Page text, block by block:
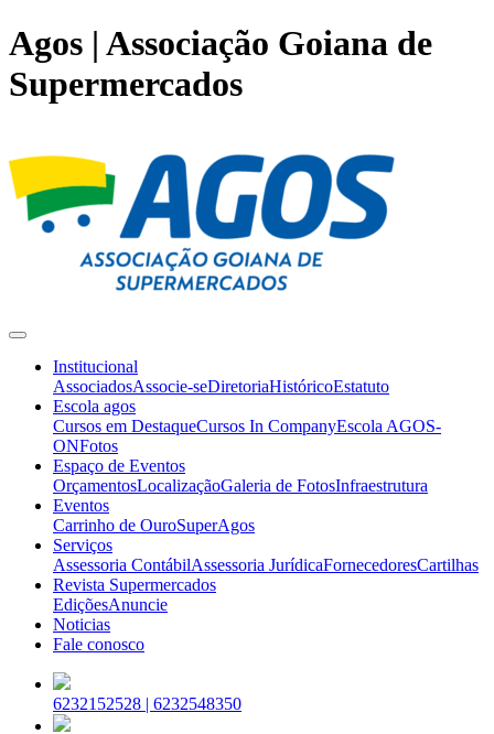
Agos | Associação Goiana de
Supermercados
Institucional
AssociadosAssocie-seDiretoriaHistóricoEstatuto
Escola agos
Cursos em DestaqueCursos In CompanyEscola AGOS-
ONFotos
Espaço de Eventos
OrçamentosLocalizaçãoGaleria de FotosInfraestrutura
Eventos
Carrinho de OuroSuperAgos
Serviços
Assessoria ContábilAssessoria JurídicaFornecedoresCartilhas
Revista Supermercados
EdiçõesAnuncie
Noticias
Fale conosco
6232152528 | 6232548350